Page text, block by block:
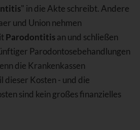
" in die Akte schreibt. Andere
und Union nehmen
Parodontitisan und schließen
Parodontosebehandlungen
die Krankenkassen
dieser Kosten - und die
sind kein großes finanzielles